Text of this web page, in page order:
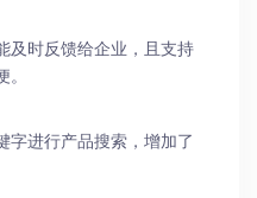
及时反馈给企业，且支持
字进行产品搜索，增加了